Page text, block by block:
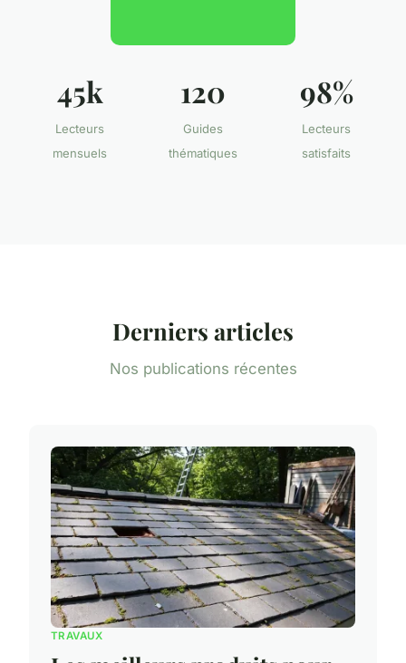
45k
Lecteurs
mensuels
120
Guides
thématiques
98%
Lecteurs
satisfaits
Derniers articles
Nos publications récentes
TRAVAUX